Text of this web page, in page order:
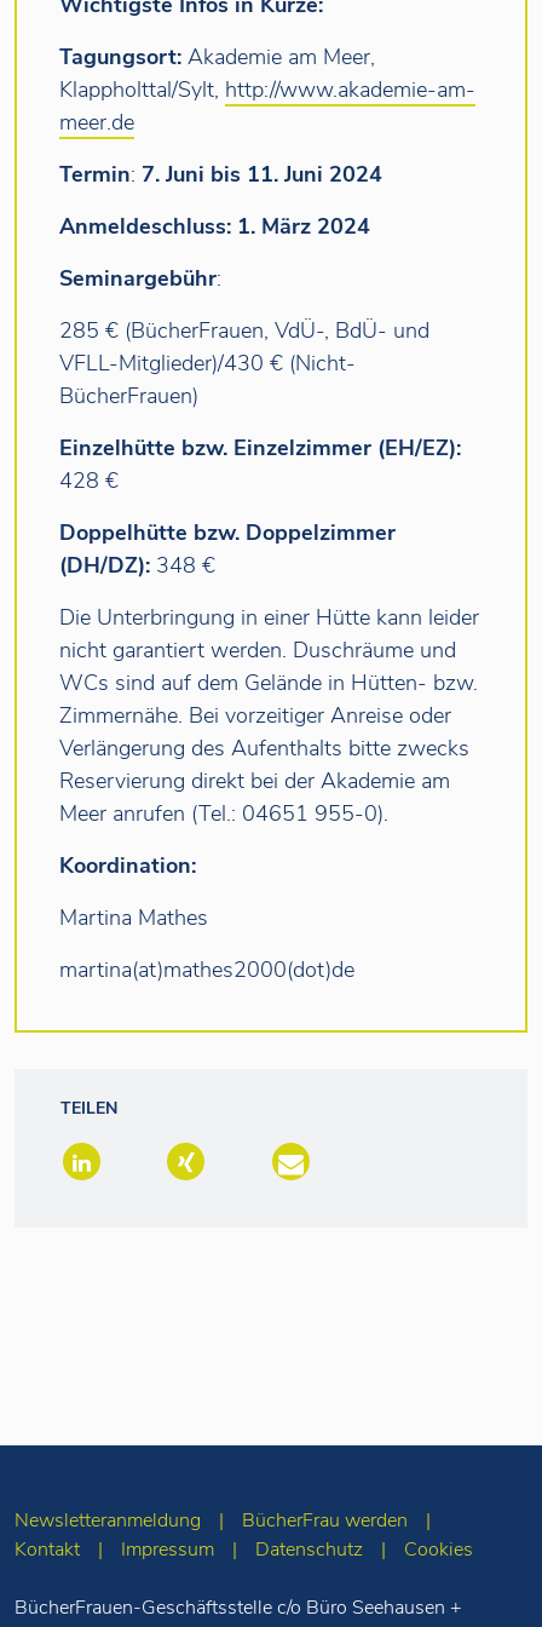
Tagungsort: Akademie am Meer,
Klappholttal/Sylt, http://www.akademie-am-
meer.de
Termin: 7. Juni bis 11. Juni 2024
Anmeldeschluss: 1. März 2024
Seminargebühr:
285 € (BücherFrauen, VdÜ-, BdÜ- und
VFLL-Mitglieder)/430 € (Nicht-
BücherFrauen)
Einzelhütte bzw. Einzelzimmer (EH/EZ):
428 €
Doppelhütte bzw. Doppelzimmer
(DH/DZ): 348 €
Die Unterbringung in einer Hütte kann leider
nicht garantiert werden. Duschräume und
WCs sind auf dem Gelände in Hütten- bzw.
Zimmernähe. Bei vorzeitiger Anreise oder
Verlängerung des Aufenthalts bitte zwecks
Reservierung direkt bei der Akademie am
Meer anrufen (Tel.: 04651 955-0).
Koordination:
Martina Mathes
martina(at)mathes2000(dot)de
TEILEN
Newsletteranmeldung
BücherFrau werden
Kontakt
Impressum Datenschutz Cookies
BücherFrauen-Geschäftsstelle c/o Büro Seehausen +